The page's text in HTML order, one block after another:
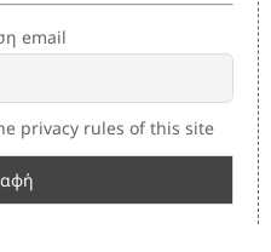
email
privacy rules of this site